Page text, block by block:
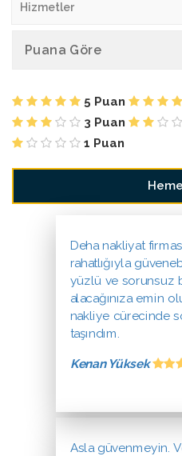
Hizmetler
Puana Göre
5 Puan
3 Puan
1 Puan
Deha nakliyat
rahatlığıyla
yüzlü ve sorunsuz
alacağınıza emin
nakliye cürecinde
taşındım.
Kenan Yüksek
Asla güvenmeyin.